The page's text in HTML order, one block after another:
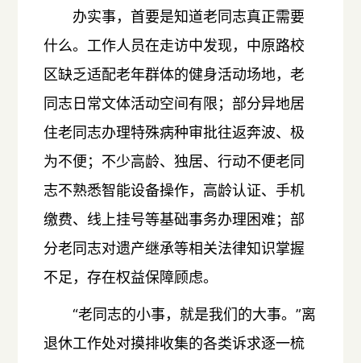
办实事，首要是知道老同志真正需要
什么。工作人员在走访中发现，中原路校
区缺乏适配老年群体的健身活动场地，老
同志日常文体活动空间有限；部分异地居
住老同志办理特殊病种审批往返奔波、极
为不便；不少高龄、独居、行动不便老同
志不熟悉智能设备操作，高龄认证、手机
缴费、线上挂号等基础事务办理困难；部
分老同志对遗产继承等相关法律知识掌握
不足，存在权益保障顾虑。
“老同志的小事，就是我们的大事。”离
退休工作处对摸排收集的各类诉求逐一梳